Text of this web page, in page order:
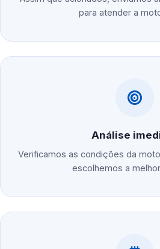
para atender a
Análise
Verificamos as condições da
escolhemos a